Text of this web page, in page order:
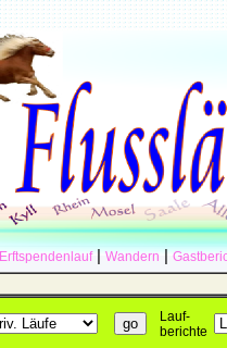
Erftspendenlauf|Wandern|
Lauf-
berichte